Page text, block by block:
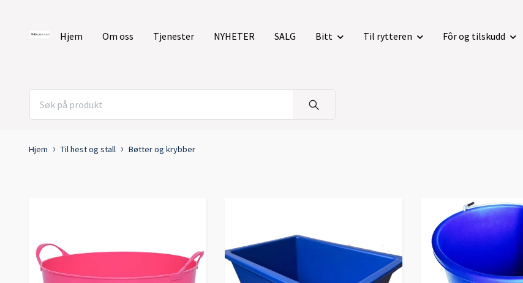
Hjem Om oss Tjenester NYHETER SALG Bitt Til rytteren Fôr og tilskudd
Hjem Til hest og stall Bøtter og krybber